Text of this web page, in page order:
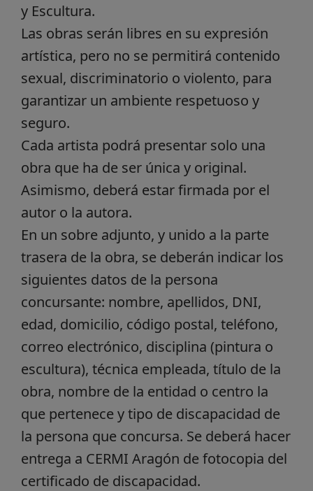
y Escultura.
Las obras serán libres en su expresión
artística, pero no se permitirá contenido
sexual, discriminatorio o violento, para
garantizar un ambiente respetuoso y
seguro.
Cada artista podrá presentar solo una
obra que ha de ser única y original.
Asimismo, deberá estar firmada por el
autor o la autora.
En un sobre adjunto, y unido a la parte
trasera de la obra, se deberán indicar los
siguientes datos de la persona
concursante: nombre, apellidos, DNI,
edad, domicilio, código postal, teléfono,
correo electrónico, disciplina (pintura o
escultura), técnica empleada, título de la
obra, nombre de la entidad o centro la
que pertenece y tipo de discapacidad de
la persona que concursa. Se deberá hacer
entrega a CERMI Aragón de fotocopia del
certificado de discapacidad.